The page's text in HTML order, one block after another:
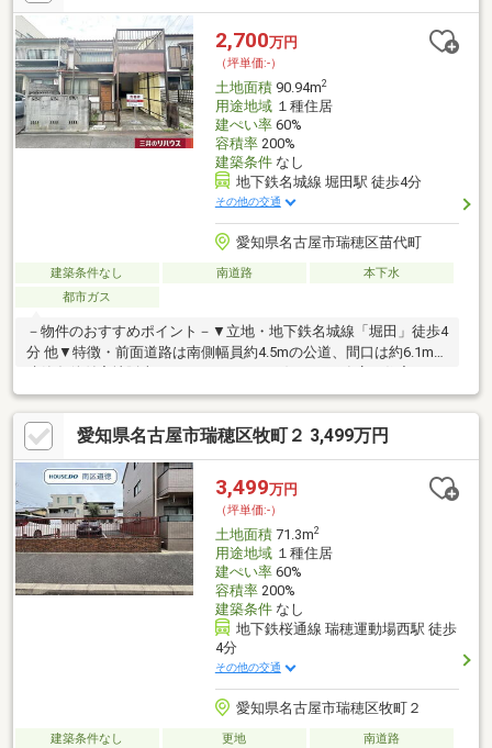
2,700万円
（坪単価:-）
土地面積90.94m2
用途地域１種住居
建ぺい率60%
容積率200%
建築条件なし
地下鉄名城線 堀田駅 徒歩4分
その他の交通
愛知県名古屋市瑞穂区苗代町
建築条件なし 南道路
本下水
都市ガス
－物件のおすすめポイント－▼立地・地下鉄名城線「堀田」徒歩4
分 他▼特徴・前面道路は南側幅員約4.5mの公道、間口は約6.1m・
カーで建築可能▼周辺環境・フィール堀田店 徒歩5分(約400m)※仮
測量面積 約91.02平米(2026年6月実施)※敷地図は仮測量図面を元
に作成につき確定図面ではありません※仮測量面積・寸周り間は
隣地境界立会等が未了のため確定測量の結果増減の可能性があり
ます■ ご希望の住まい探しをお手伝いします ━━━━━・・・物
件の詳細・ご相談はお気軽にお問い合わせください。
愛知県名古屋市瑞穂区牧町２ 3,499万円
3,499万円
（坪単価:-）
土地面積71.3m2
用途地域１種住居
建ぺい率60%
容積率200%
建築条件なし
地下鉄桜通線 瑞穂運動場西駅 徒歩
4分
その他の交通
愛知県名古屋市瑞穂区牧町２
建築条件なし 更地
南道路